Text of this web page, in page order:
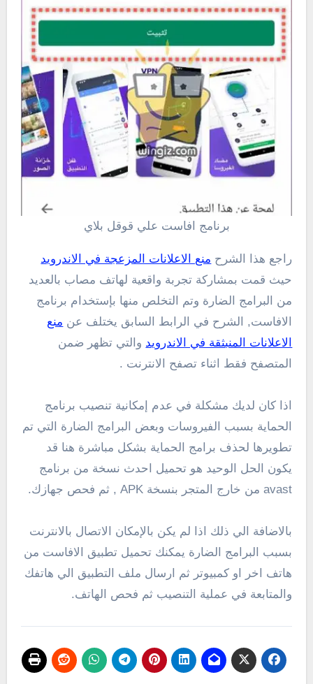
برنامج افاست علي قوقل بلاي
راجع هذا الشرح منع الاعلانات المزعجة في الاندرويد
حيث قمت بمشاركة تجربة واقعية لهاتف مصاب بالعديد
من البرامج الضارة وتم التخلص منها بإستخدام برنامج
الافاست, الشرح في الرابط السابق يختلف عن منع
الاعلانات المنبثقة في الاندرويد والتي تظهر ضمن
المتصفح فقط اثناء تصفح الانترنت .
اذا كان لديك مشكلة في عدم إمكانية تنصيب برنامج
الحماية بسبب الفيروسات وبعض البرامج الضارة التي تم
تطويرها لحذف برامج الحماية بشكل مباشرة هنا قد
يكون الحل الوحيد هو تحميل احدث نسخة من برنامج
avast من خارج المتجر بنسخة APK , ثم فحص جهازك.
بالاضافة الي ذلك اذا لم يكن بالإمكان الاتصال بالانترنت
بسبب البرامج الضارة يمكنك تحميل تطبيق الافاست من
هاتف اخر او كمبيوتر ثم ارسال ملف التطبيق الي هاتفك
والمتابعة في عملية التنصيب ثم فحص الهاتف.